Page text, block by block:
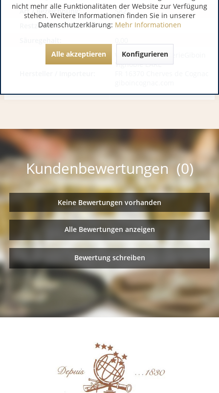
Art / Bezeichnung:
582
Restzucker:
0,00
Weingut & DistellerieGiboin
Vignoble EARL
Kundenbewertungen (0)
Keine Bewertungen vorhanden
Alle Bewertungen anzeigen
Bewertung schreiben
nicht mehr alle Funktionalitäten der Website zur Verfügung
stehen. Weitere Informationen finden Sie in unserer
Datenschutzerklärung: Mehr Informationen
Alle akzeptieren Konfigurieren